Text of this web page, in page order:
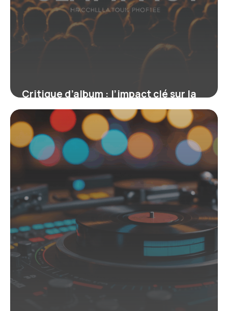
Critique d’album : l’impact clé sur la
scène musicale actuelle
19 juin 2026